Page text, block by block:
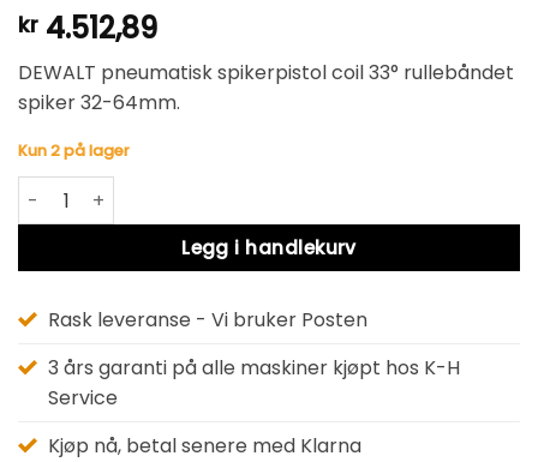
kr 4.512,89
DEWALT pneumatisk spikerpistol coil 33° rullebåndet
spiker 32-64mm.
Kun 2 på lager
SPIKERPISTOL PNEUMATISK COIL DPN64C antall
Legg i handlekurv
Alternative:
Rask leveranse - Vi bruker Posten
3 års garanti på alle maskiner kjøpt hos K-H
Service
Kjøp nå, betal senere med Klarna